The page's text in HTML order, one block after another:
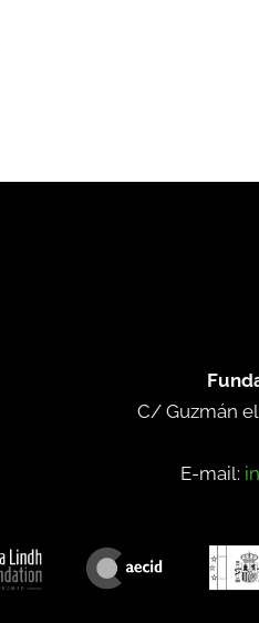
C/ Guzmán
E-mail: